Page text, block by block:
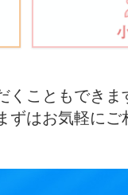
くこともできま
ずはお気軽に